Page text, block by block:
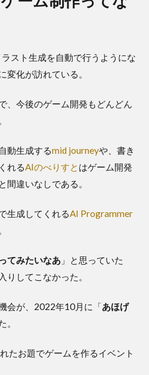
スト生成を自動で行うようにな
変化が訪れている。
、今後のゲーム開発もどんどん
動生成するmid journeyや、書き
れるAIのべりすと はゲーム開発
間違いなしである。
生成してくれるAI Programmer
てみたいなあ 」と思っていた
りしてこなかった。
会が、2022年10月に「あほげ
。
たお題でゲームを作るイベント